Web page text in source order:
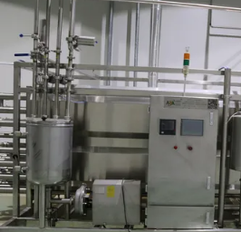
MAPPA
DEL
SITO
PRIVACY
POLICY